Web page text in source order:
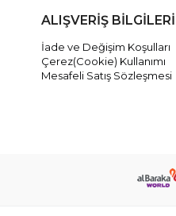
ALIŞVERİŞ BİLGİLERİ
İade ve Değişim Koşulları
Çerez(Cookie) Kullanımı
Mesafeli Satış Sözleşmesi